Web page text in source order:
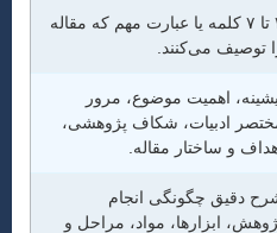
۳ تا ۷ کلمه یا عبارت مهم که مقاله
توصیف می‌کنند.
اهمیت موضوع، مرور
ادبیات، شکاف پژوهشی،
و ساختار مقاله.
دقیق چگونگی انجام
ابزارها، مواد، مراحل و